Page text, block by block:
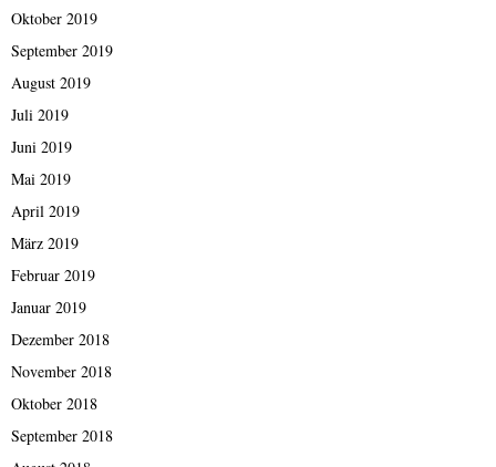
Oktober 2019
September 2019
August 2019
Juli 2019
Juni 2019
Mai 2019
April 2019
März 2019
Februar 2019
Januar 2019
Dezember 2018
November 2018
Oktober 2018
September 2018